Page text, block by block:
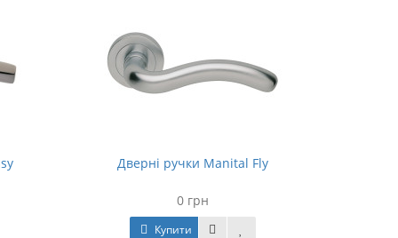
Дверні ручки Manital Fly
0 грн
Купити